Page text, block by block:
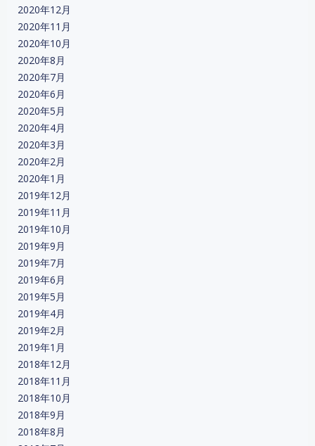
2020年12月
2020年11月
2020年10月
2020年8月
2020年7月
2020年6月
2020年5月
2020年4月
2020年3月
2020年2月
2020年1月
2019年12月
2019年11月
2019年10月
2019年9月
2019年7月
2019年6月
2019年5月
2019年4月
2019年2月
2019年1月
2018年12月
2018年11月
2018年10月
2018年9月
2018年8月